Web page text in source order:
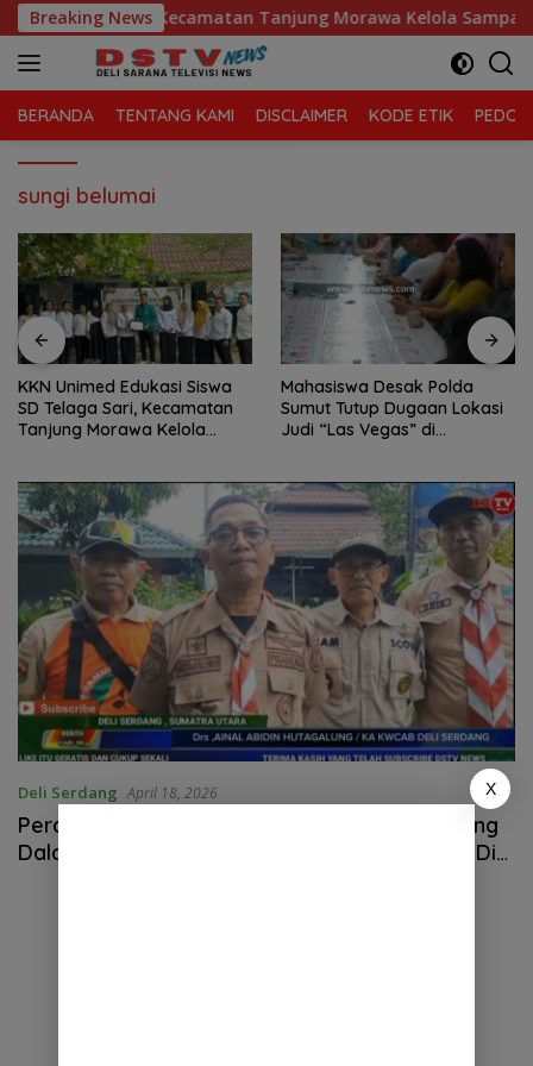
Langsung
ke
konten
Breaking News
SD Telaga Sari, Kecamatan Tanjung Morawa Kelola Sampah
BERANDA TENTANG KAMI DISCLAIMER KODE ETIK
sungi belumai
KKN Unimed Edukasi Siswa
SD Telaga Sari, Kecamatan
Tanjung Morawa Kelola
Mahasiswa Desak Polda
Sumut Tutup Dugaan Lokasi
Judi “Las Vegas” di
Deli Serdang April 18, 2026
Peran Gerakan Pramuka Kwarcab Deli Serdang
Dalam Menendukung Pelestarian Lingkungan Di
X